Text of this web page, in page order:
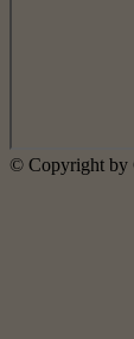
© Copyright